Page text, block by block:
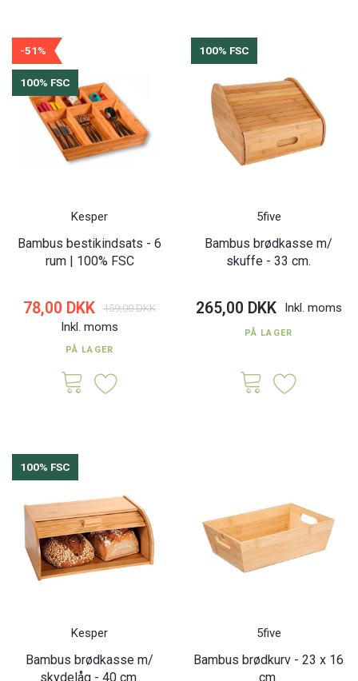
-51%
100% FSC
Kesper
Bambus bestikindsats - 6
rum | 100% FSC
78,00 DKK 159,00 DKK
Inkl. moms
PÅ LAGER
100% FSC
5five
Bambus brødkasse m/
skuffe - 33 cm.
265,00 DKK Inkl. moms
PÅ LAGER
100% FSC
Kesper
Bambus brødkasse m/
skydelåg - 40 cm.
5five
Bambus brødkurv - 23 x 16
cm.